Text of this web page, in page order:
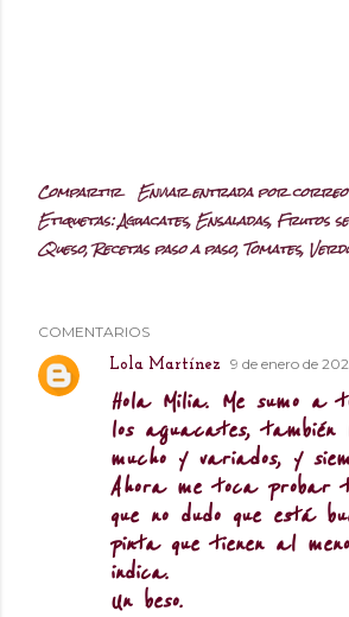
Compartir Enviar entrada por
Etiquetas:Aguacates Ensaladas Frutos
Queso Recetas paso a paso Tomates
COMENTARIOS
Lola Martínez 9 de enero de
Hola Milia. Me sumo a
los aguacates, también
mucho y variados, y
Ahora me toca probar
que no dudo que está
pinta que tienen al
indica.
Un beso.